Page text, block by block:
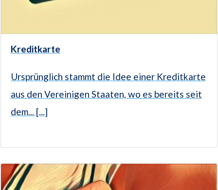
Kreditkarte
Ursprünglich stammt die Idee einer Kreditkarte
aus den Vereinigen Staaten, wo es bereits seit
dem... [...]